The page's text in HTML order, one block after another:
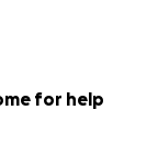
for help